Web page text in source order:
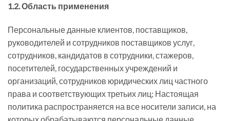
1.2. Область применения
Персональные данные клиентов, поставщиков,
руководителей и сотрудников поставщиков услуг,
сотрудников, кандидатов в сотрудники, стажеров,
посетителей, государственных учреждений и
организаций, сотрудников юридических лиц частного
права и соответствующих третьих лиц; Настоящая
политика распространяется на все носители записи, на
которых обрабатываются персональные данные,